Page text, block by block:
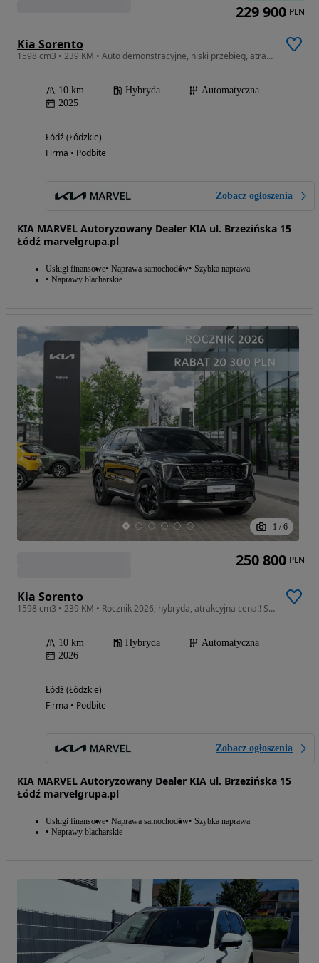
Kia Sorento
1598 cm3 • 239 KM • Auto demonstracyjne, niski przebieg, atrakcyjna cena!! Sprawdź!!
10 km Hybryda
Automatyczna
2025
Łódź (Łódzkie)
Firma • Podbite
Zobacz ogłoszenia
KIA MARVEL Autoryzowany Dealer KIA ul. Brzezińska 15
Łódź marvelgrupa.pl
Usługi finansowe Naprawa samochodów Szybka naprawa
Naprawy blacharskie
229 900 PLN
1 / 6
Kia Sorento
1598 cm3 • 239 KM • Rocznik 2026, hybryda, atrakcyjna cena!! Sprawdź!!
10 km Hybryda
Automatyczna
2026
Łódź (Łódzkie)
Firma • Podbite
Zobacz ogłoszenia
KIA MARVEL Autoryzowany Dealer KIA ul. Brzezińska 15
Łódź marvelgrupa.pl
Usługi finansowe Naprawa samochodów Szybka naprawa
Naprawy blacharskie
250 800 PLN